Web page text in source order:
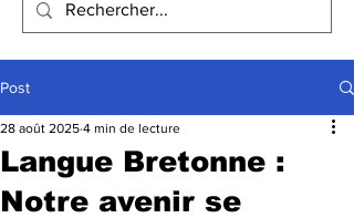
Post
Langue Bretonne :
Notre avenir se
28 août 2025 4 min de lecture